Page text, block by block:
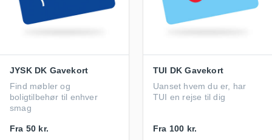
JYSK DK Gavekort
Find møbler og
boligtilbehør til enhver
smag
Fra 50 kr.
TUI DK Gavekort
Uanset hvem du er, har
TUI en rejse til dig
Fra 100 kr.